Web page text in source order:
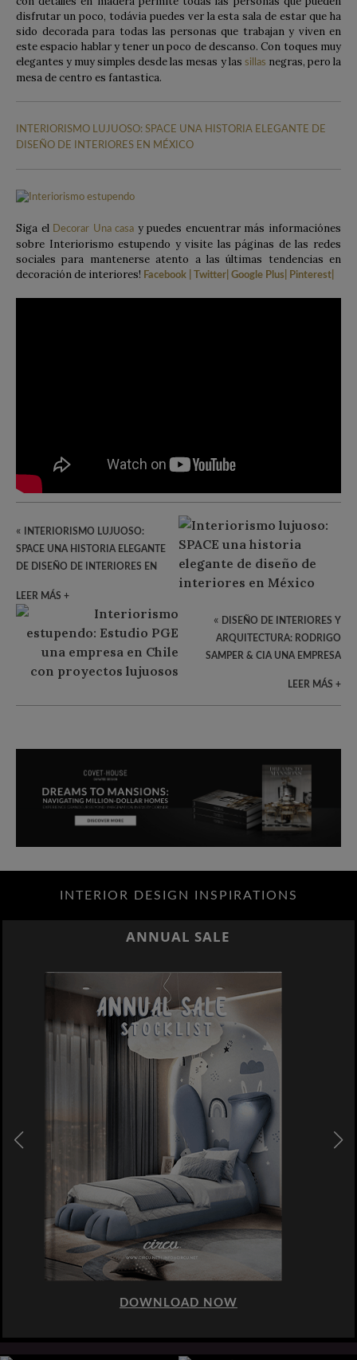
disfrutar un poco, todávia puedes ver la esta sala de estar que ha
sido decorada para todas las personas que trabajan y viven en
este espacio hablar y tener un poco de descanso. Con toques muy
elegantes y muy simples desde las mesas y las sillas negras, pero la
mesa de centro es fantastica.
INTERIORISMO LUJUOSO: SPACE UNA HISTORIA ELEGANTE DE
DISEÑO DE INTERIORES EN MÉXICO
Siga el Decorar Una casa y puedes encuentrar más informaciónes
sobre Interiorismo estupendo y visite las páginas de las redes
sociales para mantenerse atento a las últimas tendencias en
decoración de interiores! Facebook Twitter Google Plus Pinterest
«
INTERIORISMO LUJUOSO:
SPACE UNA HISTORIA ELEGANTE
DE DISEÑO DE INTERIORES EN
LEER MÁS +
« DISEÑO DE INTERIORES Y
ARQUITECTURA: RODRIGO
SAMPER & CIA UNA EMPRESA
LEER MÁS +
INTERIOR DESIGN INSPIRATIONS
ANNUAL SALE
DOWNLOAD NOW